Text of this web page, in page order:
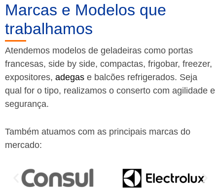
Marcas e Modelos que
trabalhamos
Atendemos modelos de geladeiras como portas
francesas, side by side, compactas, frigobar, freezer,
expositores, adegas e balcões refrigerados. Seja
qual for o tipo, realizamos o conserto com agilidade e
segurança.
Também atuamos com as principais marcas do
mercado: